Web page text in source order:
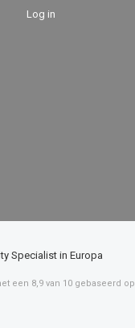
Log in
Specialist in Europa
een 8,9 van 10 gebaseerd op